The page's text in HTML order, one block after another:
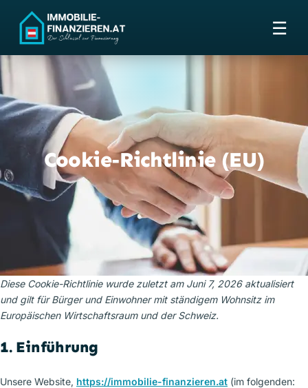
☰
Cookie-Richtlinie (EU)
Diese Cookie-Richtlinie wurde zuletzt am Juni 7, 2026 aktualisiert
und gilt für Bürger und Einwohner mit ständigem Wohnsitz im
Europäischen Wirtschaftsraum und der Schweiz.
1. Einführung
Unsere Website, https://immobilie-finanzieren.at (im folgenden: